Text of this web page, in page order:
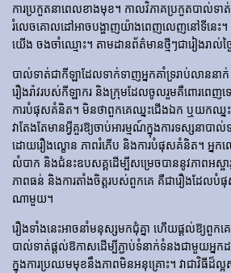
ការប្រកួតនាពេលខាងមុខ។ កាលវិភាគប្រកួតបាល់ទា
រំលេចគោលដៅអាចបង្ហាញយ៉ាងពេញលេញនៅទីនេះ។
យើង ចងចាំឈ្មោះ។ តាមដានព័ត៌មានថ្មីៗជារៀងរាល់ថ្ង
បាល់ទាត់​ជា​កីឡា​ដែល​ទាក់​ទាញ​អ្នក​គាំទ្រ​រាប់​លាន​នា
រឿងរ៉ាវ​របស់​កីឡាករ និង​ក្រុម​ដែល​ចូលរួម​គឺ​ពោរពេញ​ទ
ការ​បំផុស​គំនិត។ មិនថាពួកគេឈ្នះជើងឯក ឬយកឈ្នះ
វាតែងតែមានអ្វីគួរឱ្យចាប់អារម្មណ៍ក្នុងការទស្សនាប
ដោយ​រឿង​ល្ខោន ភាព​រំភើប និង​ការ​បំផុស​គំនិត។ អ្នកល
លំបាក និងជំនះឧបសគ្គដើម្បីសម្រេចបាននូវភាពអស្ចារ្
ភាពធន់ និងការតាំងចិត្តរបស់ពួកគេ គឺជារឿងដែល
ណាមួយ។
រឿងទាំងនេះអាចនាំមនុស្សមកជុំគ្នា ហើយផ្តល់ឱ្យពួកគ
បាល់ទាត់ផ្តល់ឱកាសដើម្បីភ្ជាប់ទំនាក់ទំនងជាមួយអ្នកដ
ក្នុងការប្រឈមមុខនឹងភាពមិនអនុគ្រោះ។ វាជាវិធីដ៏ល្អស